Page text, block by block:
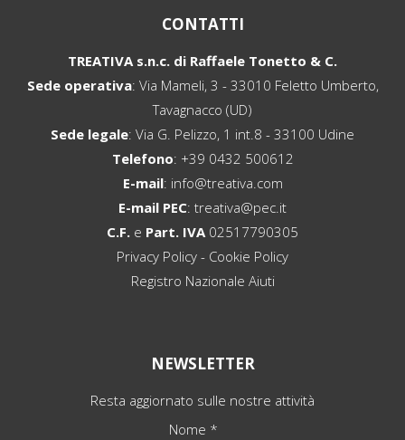
CONTATTI
TREATIVA s.n.c. di Raffaele Tonetto & C.
Sede operativa: Via Mameli, 3 - 33010 Feletto Umberto,
Tavagnacco (UD)
Sede legale: Via G. Pelizzo, 1 int.8 - 33100 Udine
Telefono: +39 0432 500612
E-mail: info@treativa.com
E-mail PEC: treativa@pec.it
C.F. e Part. IVA 02517790305
Privacy Policy - Cookie Policy
Registro Nazionale Aiuti
NEWSLETTER
Resta aggiornato sulle nostre attività
Nome *